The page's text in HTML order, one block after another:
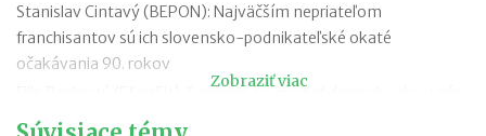
Stanislav Cintavý (BEPON): Najväčším nepriateľom
franchisantov sú ich slovensko-podnikateľské okaté
očakávania 90. rokov
Filip Bachratý (EfectFit): Snažíme sa myslieť dopredu, aby u nás
zákazníci našli všetko, čo hľadajú
Zobraziť viac